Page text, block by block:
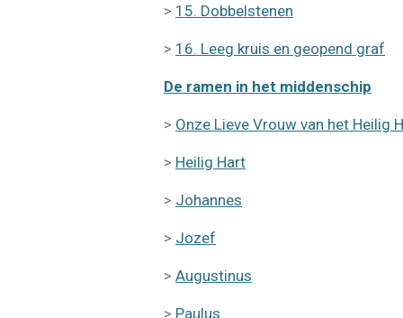
> 15. Dobbelstenen
> 16. Leeg kruis en geopend graf
De ramen in het middenschip
> Onze Lieve Vrouw van het Heilig
> Heilig Hart
> Johannes
> Jozef
> Augustinus
> Paulus